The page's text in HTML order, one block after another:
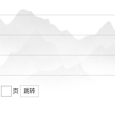
页 跳转